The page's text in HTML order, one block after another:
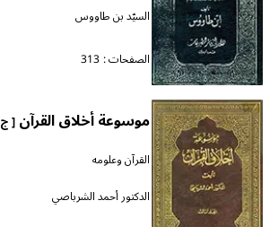
السيّد بن طاووس
الصفحات : 313
موسوعة أخلاق القرآن[ ج ٦ ]
القرآن وعلومه
الدكتور أحمد الشرباصي